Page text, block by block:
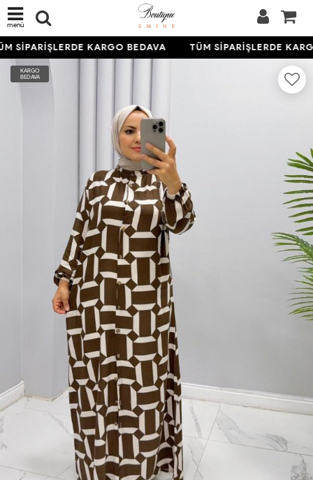
menü
SİPARİŞLERDE KARGO BEDAVA TÜM SİPARİŞLERDE
KARGO
BEDAVA